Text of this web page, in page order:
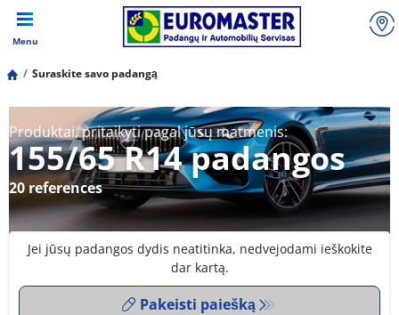
Menu
Suraskite savo padangą
Produktai, pritaikyti pagal jūsų matmenis:
155/65 R14 padangos
20 references
Jei jūsų padangos dydis neatitinka, nedvejodami ieškokite
dar kartą.
Pakeisti paiešką